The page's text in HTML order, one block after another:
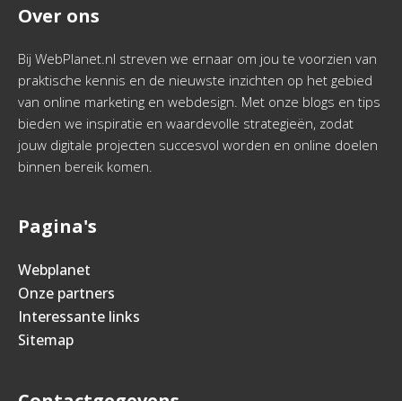
Over ons
Bij WebPlanet.nl streven we ernaar om jou te voorzien van
praktische kennis en de nieuwste inzichten op het gebied
van online marketing en webdesign. Met onze blogs en tips
bieden we inspiratie en waardevolle strategieën, zodat
jouw digitale projecten succesvol worden en online doelen
binnen bereik komen.
Pagina's
Webplanet
Onze partners
Interessante links
Sitemap